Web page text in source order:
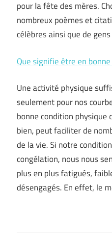
pour la fête des mères.
nombreux poèmes et
célèbres ainsi que de
Que signifie être en
Une activité physique
seulement pour nos
bonne condition physique
bien, peut faciliter de
de la vie. Si notre
congélation, nous nous
plus en plus fatigués,
désengagés. En effet, le